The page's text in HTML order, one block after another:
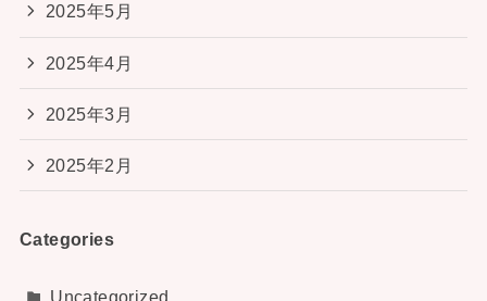
2025年5月
2025年4月
2025年3月
2025年2月
Categories
Uncategorized